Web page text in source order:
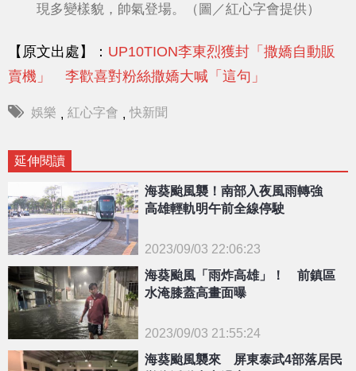
現多變樣貌，帥氣登場。（圖／紅心字會提供）
【原文出處】： UP10TION李東烈獲封「撒嬌自動販
賣機」 李歡喜對粉絲撒嬌大喊「這句」
娛樂 , 紅心字會 , 快新聞
延伸閱讀
{PLAYICON}
海葵颱風襲！南部入夜風雨轉強
高雄輕軌明午前全線停駛
2023/09/03 22:06:23
海葵颱風「雨炸高雄」！ 前鎮區
水淹膝蓋高畫面曝
2023/09/03 21:55:24
海葵颱風襲來 屏東泰武4部落居民